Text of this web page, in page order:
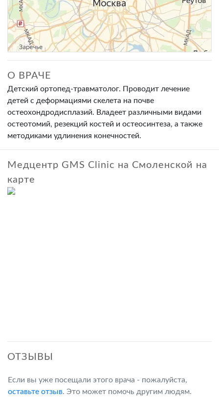
О ВРАЧЕ
Детский ортопед-травматолог. Проводит лечение
детей с деформациями скелета на почве
остeохондродисплазий. Владеет различными видами
остеотомий, резекций костей и остеосинтеза, а также
методиками удлинения конечностей.
Медцентр GMS Clinic на Смоленской на
карте
ОТЗЫВЫ
Если вы уже посещали этого врача - пожалуйста,
оставьте отзыв. Это может помочь другим людям.